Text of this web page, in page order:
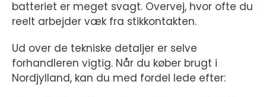
batteriet er meget svagt. Overvej, hvor ofte du
reelt arbejder væk fra stikkontakten.
Ud over de tekniske detaljer er selve
forhandleren vigtig. Når du køber brugt i
Nordjylland, kan du med fordel lede efter: